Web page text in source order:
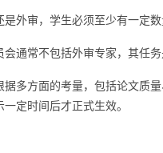
审，学生必须至少有一定数
常不包括外审专家，其任务
方面的考量，包括论文质量
定时间后才正式生效。